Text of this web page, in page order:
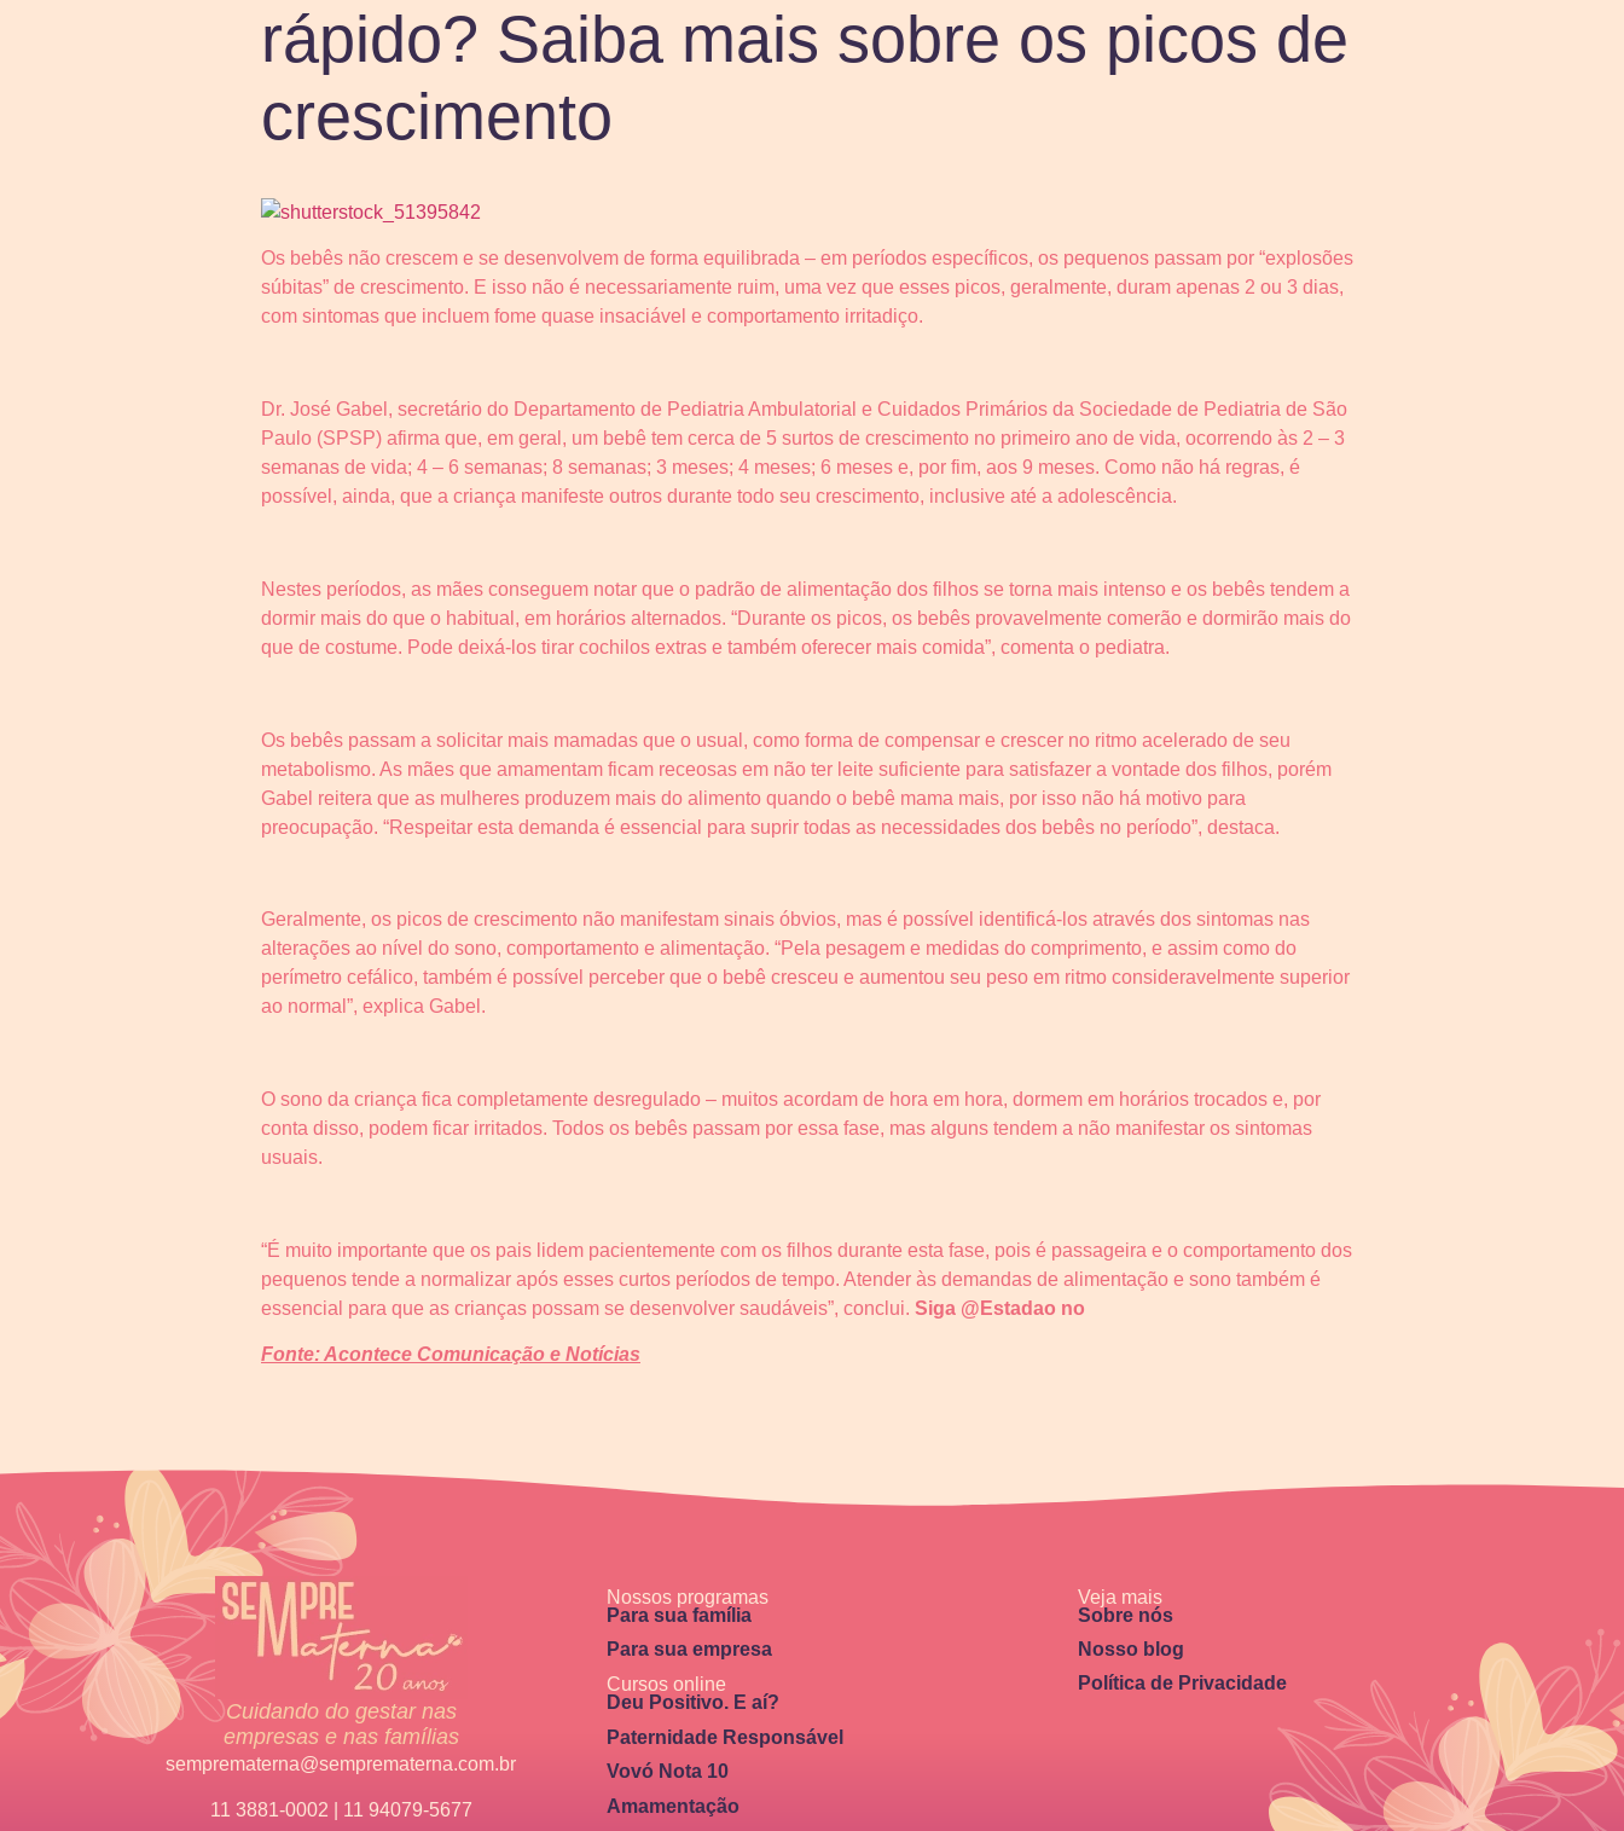
rápido? Saiba mais sobre os picos de
crescimento
Os bebês não crescem e se desenvolvem de forma equilibrada – em períodos específicos, os pequenos passam por “explosões
súbitas” de crescimento. E isso não é necessariamente ruim, uma vez que esses picos, geralmente, duram apenas 2 ou 3 dias,
com sintomas que incluem fome quase insaciável e comportamento irritadiço.
Dr. José Gabel, secretário do Departamento de Pediatria Ambulatorial e Cuidados Primários da Sociedade de Pediatria de São
Paulo (SPSP) afirma que, em geral, um bebê tem cerca de 5 surtos de crescimento no primeiro ano de vida, ocorrendo às 2 – 3
semanas de vida; 4 – 6 semanas; 8 semanas; 3 meses; 4 meses; 6 meses e, por fim, aos 9 meses. Como não há regras, é
possível, ainda, que a criança manifeste outros durante todo seu crescimento, inclusive até a adolescência.
Nestes períodos, as mães conseguem notar que o padrão de alimentação dos filhos se torna mais intenso e os bebês tendem a
dormir mais do que o habitual, em horários alternados. “Durante os picos, os bebês provavelmente comerão e dormirão mais do
que de costume. Pode deixá-los tirar cochilos extras e também oferecer mais comida”, comenta o pediatra.
Os bebês passam a solicitar mais mamadas que o usual, como forma de compensar e crescer no ritmo acelerado de seu
metabolismo. As mães que amamentam ficam receosas em não ter leite suficiente para satisfazer a vontade dos filhos, porém
Gabel reitera que as mulheres produzem mais do alimento quando o bebê mama mais, por isso não há motivo para
preocupação. “Respeitar esta demanda é essencial para suprir todas as necessidades dos bebês no período”, destaca.
Geralmente, os picos de crescimento não manifestam sinais óbvios, mas é possível identificá-los através dos sintomas nas
alterações ao nível do sono, comportamento e alimentação. “Pela pesagem e medidas do comprimento, e assim como do
perímetro cefálico, também é possível perceber que o bebê cresceu e aumentou seu peso em ritmo consideravelmente superior
ao normal”, explica Gabel.
O sono da criança fica completamente desregulado – muitos acordam de hora em hora, dormem em horários trocados e, por
conta disso, podem ficar irritados. Todos os bebês passam por essa fase, mas alguns tendem a não manifestar os sintomas
usuais.
“É muito importante que os pais lidem pacientemente com os filhos durante esta fase, pois é passageira e o comportamento dos
pequenos tende a normalizar após esses curtos períodos de tempo. Atender às demandas de alimentação e sono também é
essencial para que as crianças possam se desenvolver saudáveis”, conclui. Siga @Estadao no
Fonte: Acontece Comunicação e Notícias
Cuidando do gestar nas
empresas e nas famílias
semprematerna@semprematerna.com.br
11 3881-0002 | 11 94079-5677
Nossos programas
Para sua família
Para sua empresa
Cursos online
Deu Positivo. E aí?
Paternidade Responsável
Vovó Nota 10
Amamentação
Veja mais
Sobre nós
Nosso blog
Política de Privacidade